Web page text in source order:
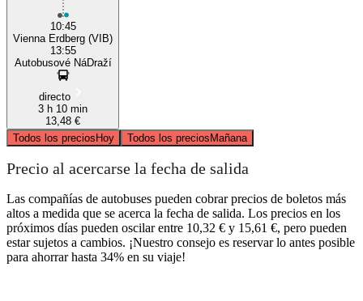
10:45
Vienna Erdberg (VIB)
13:55
Autobusové NáDraží
directo
3 h 10 min
13,48 €
Todos los preciosHoy Todos los preciosMañana
Precio al acercarse la fecha de salida
Las compañías de autobuses pueden cobrar precios de boletos más
altos a medida que se acerca la fecha de salida. Los precios en los
próximos días pueden oscilar entre 10,32 € y 15,61 €, pero pueden
estar sujetos a cambios. ¡Nuestro consejo es reservar lo antes posible
para ahorrar hasta 34% en su viaje!